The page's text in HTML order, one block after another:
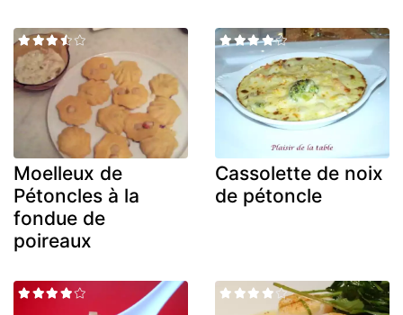
Moelleux de
Pétoncles à la
fondue de
poireaux
Cassolette de noix
de pétoncle